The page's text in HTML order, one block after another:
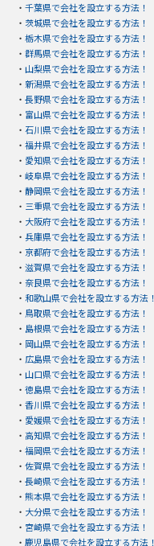
・ 千葉県で会社を設立する方法！
・ 茨城県で会社を設立する方法！
・ 栃木県で会社を設立する方法！
・ 群馬県で会社を設立する方法！
・ 山梨県で会社を設立する方法！
・ 新潟県で会社を設立する方法！
・ 長野県で会社を設立する方法！
・ 富山県で会社を設立する方法！
・ 石川県で会社を設立する方法！
・ 福井県で会社を設立する方法！
・ 愛知県で会社を設立する方法！
・ 岐阜県で会社を設立する方法！
・ 静岡県で会社を設立する方法！
・ 三重県で会社を設立する方法！
・ 大阪府で会社を設立する方法！
・ 兵庫県で会社を設立する方法！
・ 京都府で会社を設立する方法！
・ 滋賀県で会社を設立する方法！
・ 奈良県で会社を設立する方法！
・ 和歌山県で会社を設立する方法！
・ 鳥取県で会社を設立する方法！
・ 島根県で会社を設立する方法！
・ 岡山県で会社を設立する方法！
・ 広島県で会社を設立する方法！
・ 山口県で会社を設立する方法！
・ 徳島県で会社を設立する方法！
・ 香川県で会社を設立する方法！
・ 愛媛県で会社を設立する方法！
・ 高知県で会社を設立する方法！
・ 福岡県で会社を設立する方法！
・ 佐賀県で会社を設立する方法！
・ 長崎県で会社を設立する方法！
・ 熊本県で会社を設立する方法！
・ 大分県で会社を設立する方法！
・ 宮崎県で会社を設立する方法！
・ 鹿児島県で会社を設立する方法！